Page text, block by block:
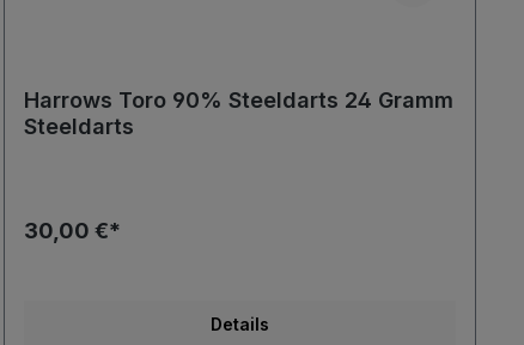
Harrows Toro 90% Steeldarts 24 Gramm
Steeldarts
30,00 €*
Details